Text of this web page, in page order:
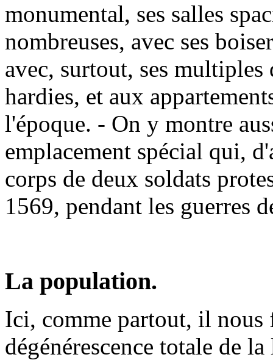
monumental, ses salles
nombreuses, avec ses
avec, surtout, ses multiples
hardies, et aux
l'époque. - On y montre
emplacement spécial qui,
corps de deux soldats
1569, pendant les guerres
La population.
Ici, comme partout, il nous
dégénérescence totale de